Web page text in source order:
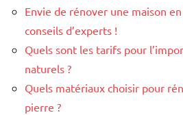
Envie de rénover une maison
conseils d’experts !
Quels sont les tarifs pour
naturels ?
Quels matériaux choisir pour
pierre ?